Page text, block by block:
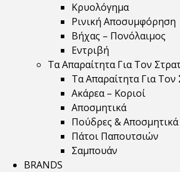
Κρυολόγημα
Ρινική Αποσυμφόρηση
Βήχας – Πονόλαιμος
Εντριβή
Τα Απαραίτητα Για Τον
Τα Απαραίτητα Για Τον
Ακάρεα – Κοριοί
Αποσμητικά
Πούδρες &
Πάτοι Παπουτσιών
Σαμπουάν
BRANDS